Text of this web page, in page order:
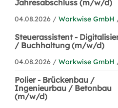
Jahresabschluss (m/w/d)
04.08.2026 / Workwise GmbH
Steuerassistent -
/ Buchhaltung (m/w/d)
04.08.2026 / Workwise GmbH
Polier - Brückenbau /
Ingenieurbau / Betonbau
(m/w/d)